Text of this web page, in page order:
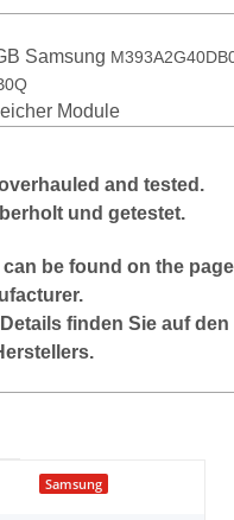
Samsung
Module
and tested.
und getestet.
be found on the
finden Sie auf den
Samsung